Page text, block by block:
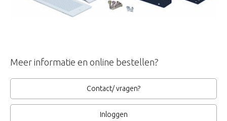
Meer informatie en online bestellen?
Contact/ vragen?
Inloggen